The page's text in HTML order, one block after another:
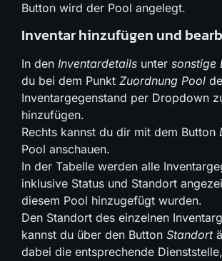
Button wird der Pool angelegt.
Inventar hinzufügen und
In den Inventardetails unter sonstige
du bei dem Punkt Zuordnung Pool
Inventargegenstand per Dropdown
hinzufügen.
Rechts kannst du dir mit dem Button
Pool anschauen.
In der Tabelle werden alle
inklusive Status und Standort
diesem Pool hinzugefügt wurden.
Den Standort des einzelnen
kannst du über den Button Standort
dabei die entsprechende